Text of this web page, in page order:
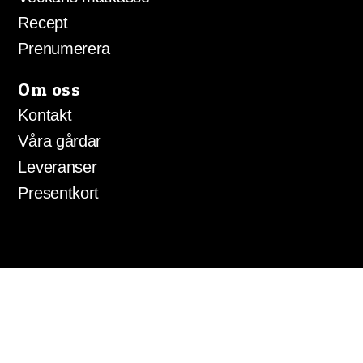
Recept
Prenumerera
Om oss
Kontakt
Våra gårdar
Leveranser
Presentkort